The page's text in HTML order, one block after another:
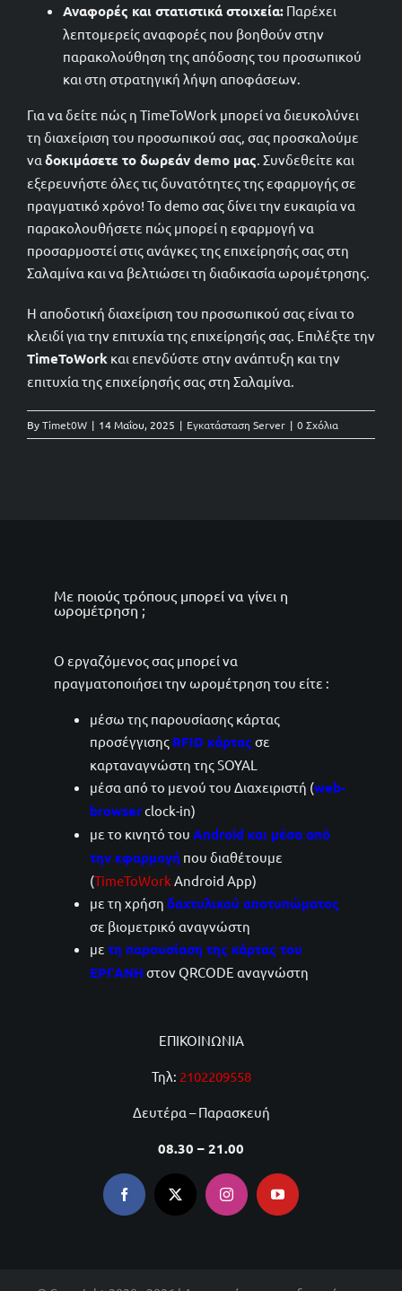
Αναφορές και στατιστικά στοιχεία: Παρέχει
λεπτομερείς αναφορές που βοηθούν στην
παρακολούθηση της απόδοσης του προσωπικού
και στη στρατηγική λήψη αποφάσεων.
Για να δείτε πώς η TimeToWork μπορεί να διευκολύνει
τη διαχείριση του προσωπικού σας, σας προσκαλούμε
να δοκιμάσετε το δωρεάν demo μας. Συνδεθείτε και
εξερευνήστε όλες τις δυνατότητες της εφαρμογής σε
πραγματικό χρόνο! Το demo σας δίνει την ευκαιρία να
παρακολουθήσετε πώς μπορεί η εφαρμογή να
προσαρμοστεί στις ανάγκες της επιχείρησής σας στη
Σαλαμίνα και να βελτιώσει τη διαδικασία ωρομέτρησης.
Η αποδοτική διαχείριση του προσωπικού σας είναι το
κλειδί για την επιτυχία της επιχείρησής σας. Επιλέξτε την
TimeToWork και επενδύστε στην ανάπτυξη και την
επιτυχία της επιχείρησής σας στη Σαλαμίνα.
ByTimet0W | 14 Μαΐου, 2025 | Εγκατάσταση Server | 0 Σχόλια
Με ποιούς τρόπους μπορεί να γίνει η
ωρομέτρηση ;
Ο εργαζόμενος σας μπορεί να
πραγματοποιήσει την ωρομέτρηση του είτε :
μέσω της παρουσίασης κάρτας
προσέγγισης RFID κάρτας σε
καρταναγνώστη της SOYAL
μέσα από το μενού του Διαχειριστή (web-
browserclock-in)
με το κινητό του Android και μέσα από
την εφαρμογή που διαθέτουμε
(TimeToWork Android App)
με τη χρήση δαχτυλικού αποτυπώματος
σε βιομετρικό αναγνώστη
με τη παρουσίαση της κάρτας του
ΕΡΓΑΝΗ στον QRCODE αναγνώστη
ΕΠΙΚΟΙΝΩΝΙΑ
Τηλ: 2102209558
Δευτέρα – Παρασκευή
08.30 – 21.00